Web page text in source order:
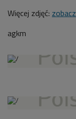
Więcej zdjęć:
agkm